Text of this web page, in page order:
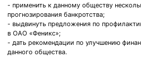
- применить к данному обществу
прогнозирования банкротства;
- выдвинуть предложения по
в ОАО «Феникс»;
- дать рекомендации по улучшению
данного общества.